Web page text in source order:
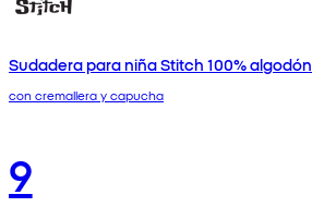
Sudadera para niña Stitch 100% algodón
con cremallera y capucha
9